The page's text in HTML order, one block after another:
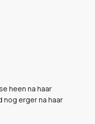
heen na haar
erger na haar